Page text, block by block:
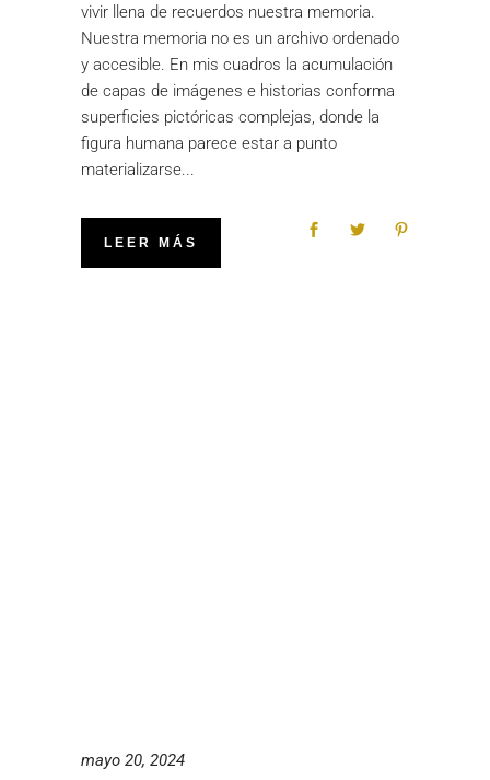
vivir llena de recuerdos nuestra memoria.
Nuestra memoria no es un archivo ordenado
y accesible. En mis cuadros la acumulación
de capas de imágenes e historias conforma
superficies pictóricas complejas, donde la
figura humana parece estar a punto
materializarse
LEER MÁS
mayo 20, 2024